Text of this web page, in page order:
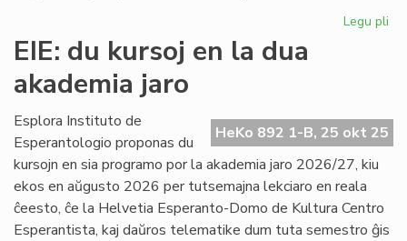
Legu pli
EIE: du kursoj en la dua
akademia jaro
HeKo 892 1-B, 25 okt 25
Esplora Instituto de
Esperantologio proponas du
kursojn en sia programo por la akademia jaro 2026/27, kiu
ekos en aŭgusto 2026 per tutsemajna lekciaro en reala
ĉeesto, ĉe la Helvetia Esperanto-Domo de Kultura Centro
Esperantista, kaj daŭros telematike dum tuta semestro ĝis